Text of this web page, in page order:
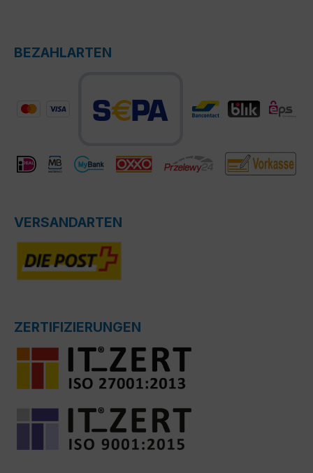
BEZAHLARTEN
VERSANDARTEN
ZERTIFIZIERUNGEN